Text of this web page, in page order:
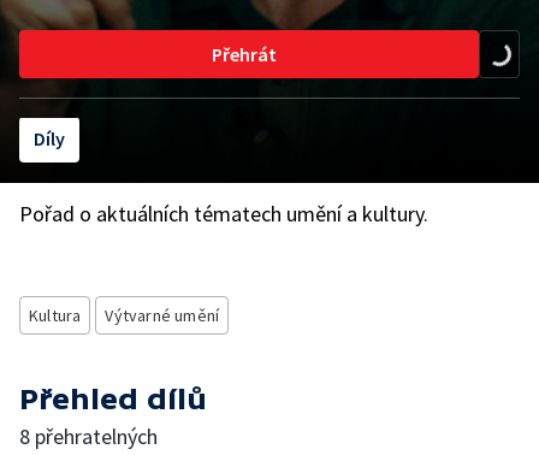
Přehrát
Díly
Pořad o aktuálních tématech umění a kultury.
Kultura Výtvarné umění
Přehled dílů
8 přehratelných